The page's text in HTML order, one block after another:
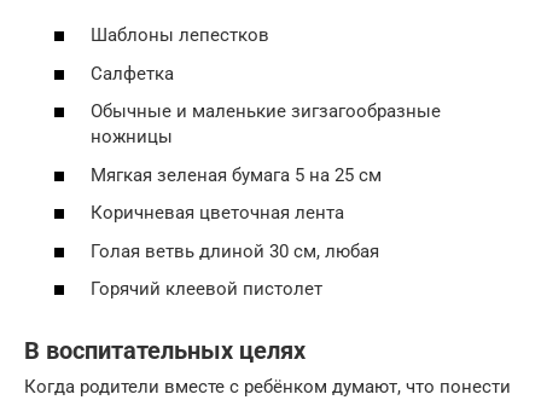
Шаблоны лепестков
Салфетка
Обычные и маленькие зигзагообразные
ножницы
Мягкая зеленая бумага 5 на 25 см
Коричневая цветочная лента
Голая ветвь длиной 30 см, любая
Горячий клеевой пистолет
В воспитательных целях
Когда родители вместе с ребёнком думают, что понести